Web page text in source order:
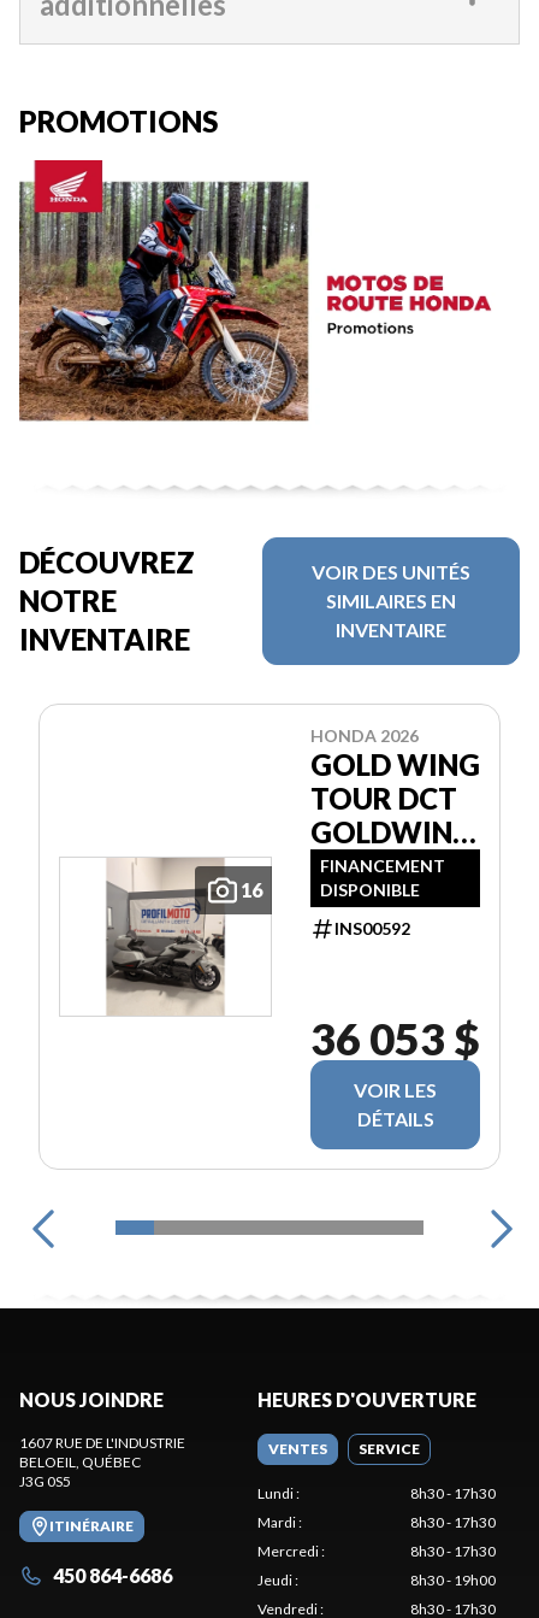
PROMOTIONS
DÉCOUVREZ
NOTRE
INVENTAIRE
VOIR DES UNITÉS
SIMILAIRES EN
INVENTAIRE
16
HONDA 2026
GOLD WING
TOUR DCT
GOLDWING
GL1800
FINANCEMENT
DISPONIBLE
INS00592
36 053 $
VOIR LES
DÉTAILS
NOUS JOINDRE
1607 RUE DE L'INDUSTRIE
BELOEIL, QUÉBEC
J3G 0S5
ITINÉRAIRE
450 864-6686
HEURES D'OUVERTURE
VENTES SERVICE
Lundi:
8h30 - 17h30
Mardi:
8h30 - 17h30
Mercredi:
8h30 - 17h30
Jeudi:
8h30 - 19h00
Vendredi: 8h30 - 17h30